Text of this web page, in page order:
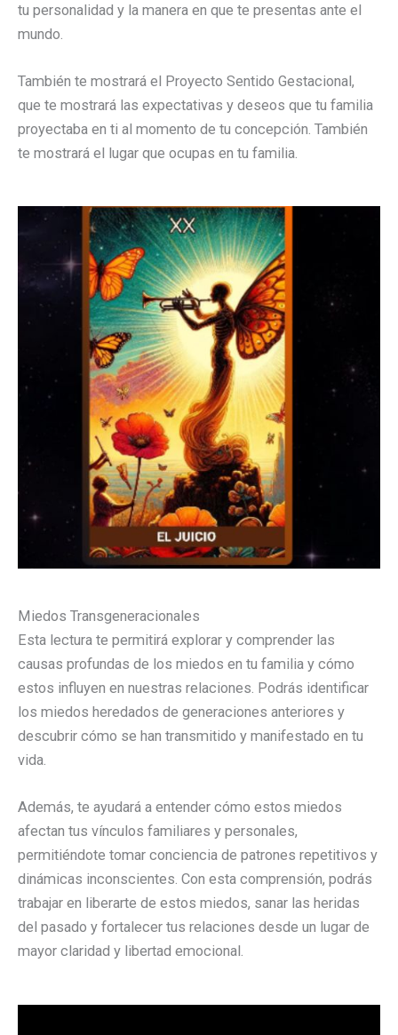
tu personalidad y la manera en que te presentas ante el
mundo.
También te mostrará el Proyecto Sentido Gestacional,
que te mostrará las expectativas y deseos que tu familia
proyectaba en ti al momento de tu concepción. También
te mostrará el lugar que ocupas en tu familia.
Miedos Transgeneracionales
Esta lectura te permitirá explorar y comprender las
causas profundas de los miedos en tu familia y cómo
estos influyen en nuestras relaciones. Podrás identificar
los miedos heredados de generaciones anteriores y
descubrir cómo se han transmitido y manifestado en tu
vida.
Además, te ayudará a entender cómo estos miedos
afectan tus vínculos familiares y personales,
permitiéndote tomar conciencia de patrones repetitivos y
dinámicas inconscientes. Con esta comprensión, podrás
trabajar en liberarte de estos miedos, sanar las heridas
del pasado y fortalecer tus relaciones desde un lugar de
mayor claridad y libertad emocional.